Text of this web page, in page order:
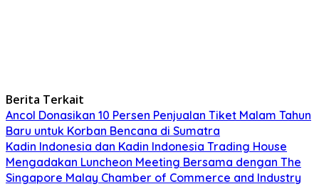
Berita Terkait
Ancol Donasikan 10 Persen Penjualan Tiket Malam Tahun
Baru untuk Korban Bencana di Sumatra
Kadin Indonesia dan Kadin Indonesia Trading House
Mengadakan Luncheon Meeting Bersama dengan The
Singapore Malay Chamber of Commerce and Industry